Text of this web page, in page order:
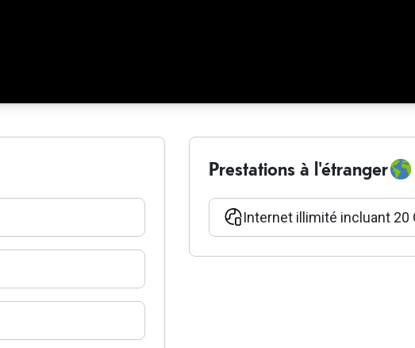
Prestations à l'étranger
Internet illimité incluant 20